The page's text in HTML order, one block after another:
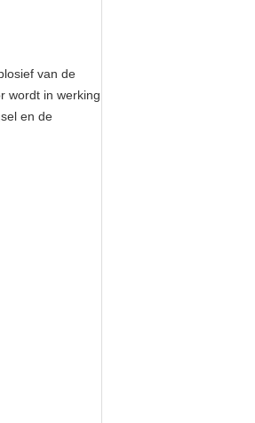
van de
wordt in werking
en de